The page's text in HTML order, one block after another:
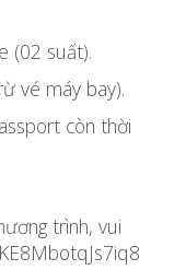
(02 suất).
vé máy bay).
còn thời
trình, vui